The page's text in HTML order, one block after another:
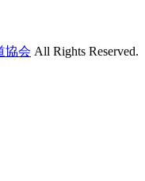
協会 All Rights Reserved.